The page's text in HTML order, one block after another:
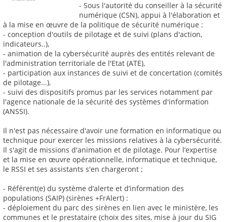
- Sous l'autorité du conseiller à la sécurité
numérique (CSN), appui à l'élaboration et
à la mise en œuvre de la politique de sécurité numérique :
- conception d'outils de pilotage et de suivi (plans d'action,
indicateurs..),
- animation de la cybersécurité auprès des entités relevant de
l'administration territoriale de l'Etat (ATE),
- participation aux instances de suivi et de concertation (comités
de pilotage...),
- suivi des dispositifs promus par les services notamment par
l'agence nationale de la sécurité des systèmes d'information
(ANSSI).
Il n'est pas nécessaire d'avoir une formation en informatique ou
technique pour exercer les missions relatives à la cybersécurité.
Il s'agit de missions d'animation et de pilotage. Pour l’expertise
et la mise en œuvre opérationnelle, informatique et technique,
le RSSI et ses assistants s'en chargeront ;
- Référent(e) du système d’alerte et d’information des
populations (SAIP) (sirènes +FrAlert) :
- déploiement du parc des sirènes en lien avec le ministère, les
communes et le prestataire (choix des sites, mise à jour du SIG